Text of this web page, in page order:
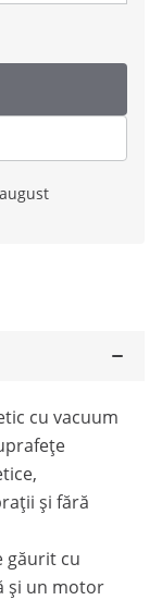
cu vacuum
și fără
găurit cu
și un motor